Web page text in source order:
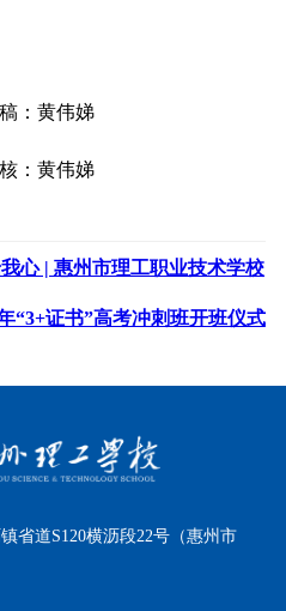
：黄伟娣
：黄伟娣
心 | 惠州市理工职业技术学校
“3+证书”高考冲刺班开班仪式
省道S120横沥段22号（惠州市